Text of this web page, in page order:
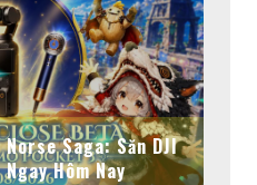
Saga: Săn DJI
Hôm Nay